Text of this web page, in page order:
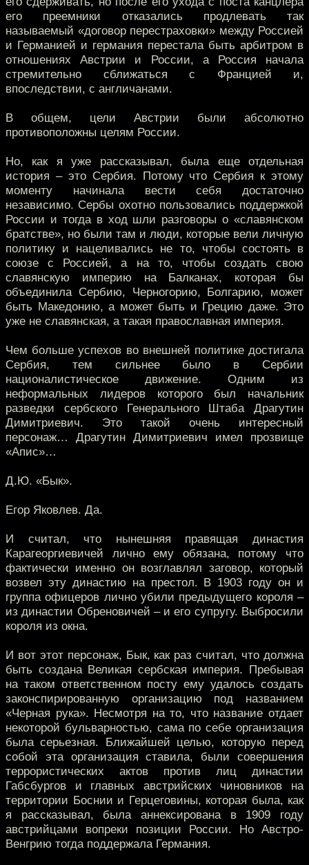
его преемники отказались продлевать так
называемый «договор перестраховки» между Россией
и Германией и германия перестала быть арбитром в
отношениях Австрии и России, а Россия начала
стремительно сближаться с Францией и,
впоследствии, с англичанами.
В общем, цели Австрии были абсолютно
противоположны целям России.
Но, как я уже рассказывал, была еще отдельная
история – это Сербия. Потому что Сербия к этому
моменту начинала вести себя достаточно
независимо. Сербы охотно пользовались поддержкой
России и тогда в ход шли разговоры о «славянском
братстве», но были там и люди, которые вели личную
политику и нацеливались не то, чтобы состоять в
союзе с Россией, а на то, чтобы создать свою
славянскую империю на Балканах, которая бы
объединила Сербию, Черногорию, Болгарию, может
быть Македонию, а может быть и Грецию даже. Это
уже не славянская, а такая православная империя.
Чем больше успехов во внешней политике достигала
Сербия, тем сильнее было в Сербии
националистическое движение. Одним из
неформальных лидеров которого был начальник
разведки сербского Генерального Штаба Драгутин
Димитриевич. Это такой очень интересный
персонаж… Драгутин Димитриевич имел прозвище
«Апис»…
Д.Ю. «Бык».
Егор Яковлев. Да.
И считал, что нынешняя правящая династия
Карагеоргиевичей лично ему обязана, потому что
фактически именно он возглавлял заговор, который
возвел эту династию на престол. В 1903 году он и
группа офицеров лично убили предыдущего короля –
из династии Обреновичей – и его супругу. Выбросили
короля из окна.
И вот этот персонаж, Бык, как раз считал, что должна
быть создана Великая сербская империя. Пребывая
на таком ответственном посту ему удалось создать
законспирированную организацию под названием
«Черная рука». Несмотря на то, что название отдает
некоторой бульварностью, сама по себе организация
была серьезная. Ближайшей целью, которую перед
собой эта организация ставила, были совершения
террористических актов против лиц династии
Габсбургов и главных австрийских чиновников на
территории Боснии и Герцеговины, которая была, как
я рассказывал, была аннексирована в 1909 году
австрийцами вопреки позиции России. Но Австро-
Венгрию тогда поддержала Германия.